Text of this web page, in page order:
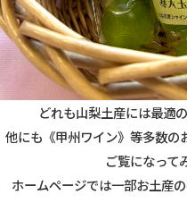
どれも山梨土産には最適
他にも《甲州ワイン》等多数の
ご覧になって
ホームページでは一部お土産